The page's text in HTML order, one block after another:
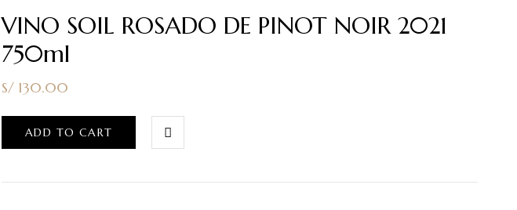
VINO SOIL ROSADO DE PINOT NOIR 2021
750ml
S/130.00
ADD TO CART